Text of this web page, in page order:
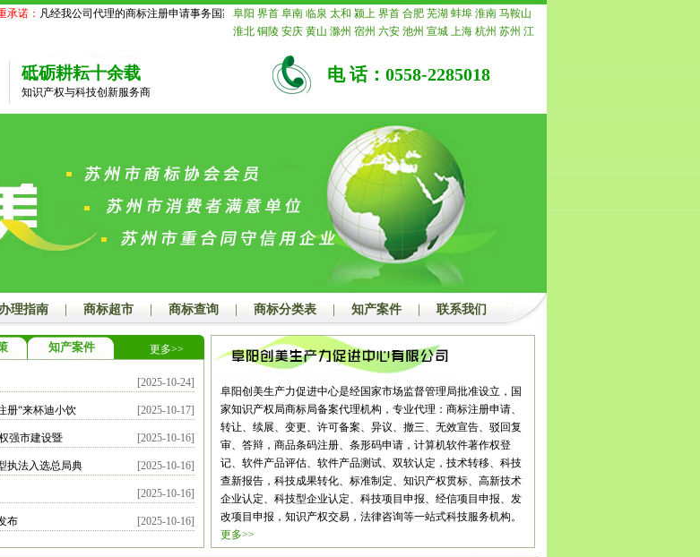
诺：凡经我公司代理的商标注册申请事务国家商标局未受理的，我公司承诺退还所有费用。
阜阳 界首 阜南 临泉 太和 颍上 界首 合肥 芜湖 蚌埠 淮南 马鞍山
淮北 铜陵 安庆 黄山 滁州 宿州 六安 池州 宣城 上海 杭州 苏州 江
天津 重庆 安徽 浙江 宁波 温州 嘉兴 湖州 绍兴 金华
台州 丽水 福建 福州 厦门
上饶 广东 广州 韶关
肇庆 惠州 梅州 汕尾 河源 阳江
潮州 揭阳 南宁 柳州 桂林 梧州 北海 防城港
来宾 海口 三亚 三沙
汉 黄石 十堰 宜昌 襄阳 鄂州 荆州 荆门 黄冈 咸宁
长沙
株洲 湘潭 衡阳 邵阳 岳阳 常德 张家界 益阳
娄底
河南 郑州 开封 洛阳 平顶山 鹤壁 新乡
信阳 周口 驻马店 内蒙 呼和浩特
呼伦贝尔 乌兰察布
秦皇岛 邯郸 邢台 张家口 承德 廊坊 衡水
大同
阳泉 长治 晋城 朔州 晋中 运城 忻州 临汾 吕梁 辽宁 沈阳 大
连 鞍山 抚顺 本溪 丹东 锦州 营口 阜新 辽阳 盘锦 铁岭 朝阳 葫芦
岛 吉林 长春 吉林 四平 辽源 通化 白山 松原 白城
齐齐哈尔 鸡西 双鸭山 大庆 伊春 佳木斯
绥化 四川 成都 自贡 攀枝花 泸州 德阳 绵阳 广元 遂宁 内江
乐山
南充 眉山 宜宾 广安 达州 雅安 巴中 资阳 西藏 拉萨 日喀则 昌都
林芝 山南 云南 昆明 曲靖 玉溪 保山 昭通 丽江 普洱 临沧 贵州
阳 六盘水 遵义 安顺 毕节 铜仁 陕西 西安 铜川 宝鸡 咸阳 渭南
安 汉中 榆林 安康 商洛 甘肃 兰州 嘉峪关 金昌 白银 天水 武威
掖 平凉 酒泉 庆阳 定西 陇南 宁夏 银川 石嘴山 吴忠 固原 中卫
海 西宁 海东 新疆 乌鲁木齐 克拉玛依 吐鲁番 哈密
砥砺耕耘十余载
知识产权与科技创新服务商
电 话：0558-2285018
办理指南 商标超市 商标查询 商标分类表 知产案件 联系我们
知产案件 更多>>
[2025-10-24]
册“来杯迪小饮 [2025-10-17]
强市建设暨 [2025-10-16]
执法入选总局典 [2025-10-16]
[2025-10-16]
布 [2025-10-16]
阜阳创美生产力促进中心是经国家市场监督管理局批准设立，国
家知识产权局商标局备案代理机构，专业代理：商标注册申请、
转让、续展、变更、许可备案、异议、撤三、无效宣告、驳回复
审、答辩，商品条码注册、条形码申请，计算机软件著作权登
记、软件产品评估、软件产品测试、双软认定，技术转移、科技
查新报告，科技成果转化、标准制定、知识产权贯标、高新技术
企业认定、科技型企业认定、科技项目申报、经信项目申报、发
改项目申报，知识产权交易，法律咨询等一站式科技服务机构。
更多>>